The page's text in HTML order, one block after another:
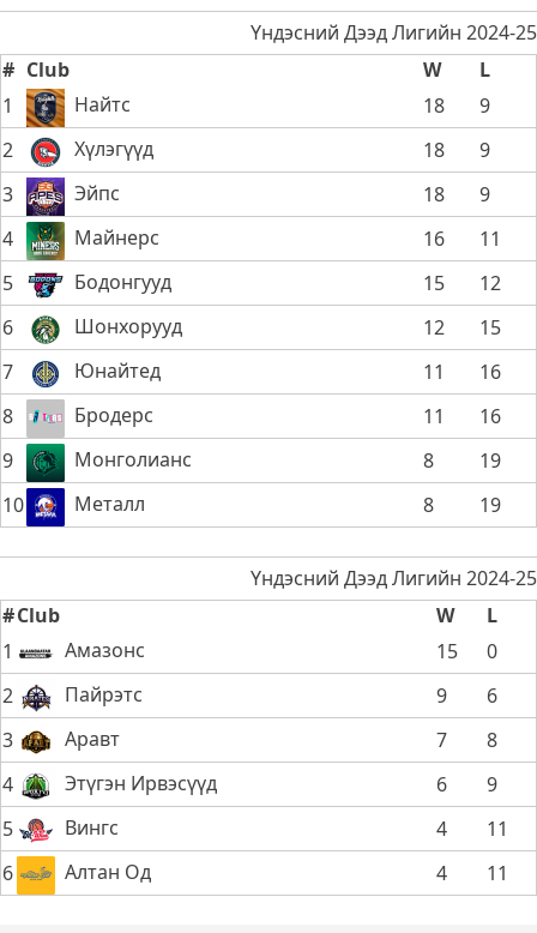
Үндэсний Дээд Лигийн 2024-25
# Club W
L
1
Найтс 18
9
2
Хүлэгүүд 18
9
3
Эйпс 18
9
4
Майнерс 16
11
5
Бодонгууд 15
12
6
Шонхорууд 12
15
7
Юнайтед 11
16
8
Бродерс 11
16
9
Монголианс 8
19
10
Металл 8 19
Үндэсний Дээд Лигийн 2024-25
#Club W
L
1
Амазонс 15
0
2
Пайрэтс 9
6
3
Аравт 7
8
4
Этүгэн Ирвэсүүд 6
9
5
Вингс 4
11
6
Алтан Од 4 11